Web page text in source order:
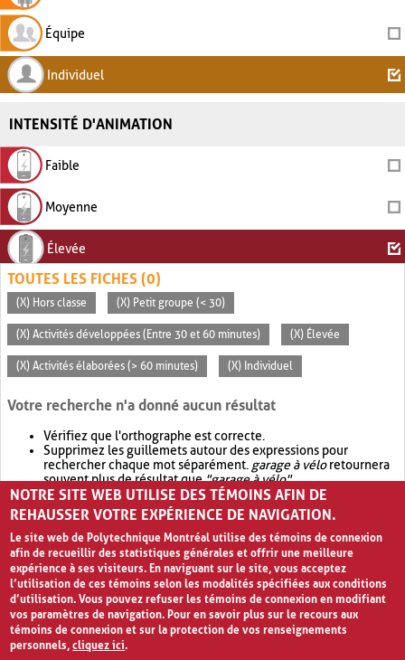
Équipe
Individuel
INTENSITÉ D'ANIMATION
Faible
Moyenne
Élevée
TOUTES LES FICHES (0)
(X) Hors classe (X) Petit groupe (< 30)
(X) Activités développées (Entre 30 et 60 minutes) (X) Élevée
(X) Activités élaborées (> 60 minutes) (X) Individuel
Votre recherche n'a donné aucun résultat
Vérifiez que l'orthographe est correcte.
Supprimez les guillemets autour des expressions pour
rechercher chaque mot séparément. garage à véloretournera
souvent plus de résultat que"garage à vélo".
Envisagez d'élargir votre recherche avec OR.garage OR vélo
retournera souvent plus de résultat quegarage à vélo
NOTRE SITE WEB UTILISE DES TÉMOINS AFIN DE
REHAUSSER VOTRE EXPÉRIENCE DE NAVIGATION.
Le site web de Polytechnique Montréal utilise des témoins de connexion
afin de recueillir des statistiques générales et offrir une meilleure
expérience à ses visiteurs. En naviguant sur le site, vous acceptez
l’utilisation de ces témoins selon les modalités spécifiées aux conditions
d’utilisation. Vous pouvez refuser les témoins de connexion en modifiant
vos paramètres de navigation. Pour en savoir plus sur le recours aux
témoins de connexion et sur la protection de vos renseignements
personnels,cliquez ici.